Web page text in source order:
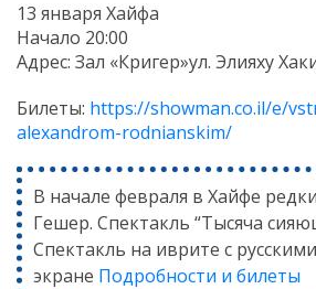
13 января Хайфа
Начало 20:00
Адрес: Зал «Кригер»ул. Элияху
Билеты: https://showman.co.il/e/
alexandrom-rodnianskim/
В начале февраля в Хайфе
Гешер. Спектакль “Тысяча
Спектакль на иврите с
экране Подробности и билеты